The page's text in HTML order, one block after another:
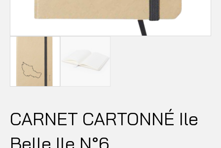
CARNET CARTONNÉ Ile
Belle Ile N°6